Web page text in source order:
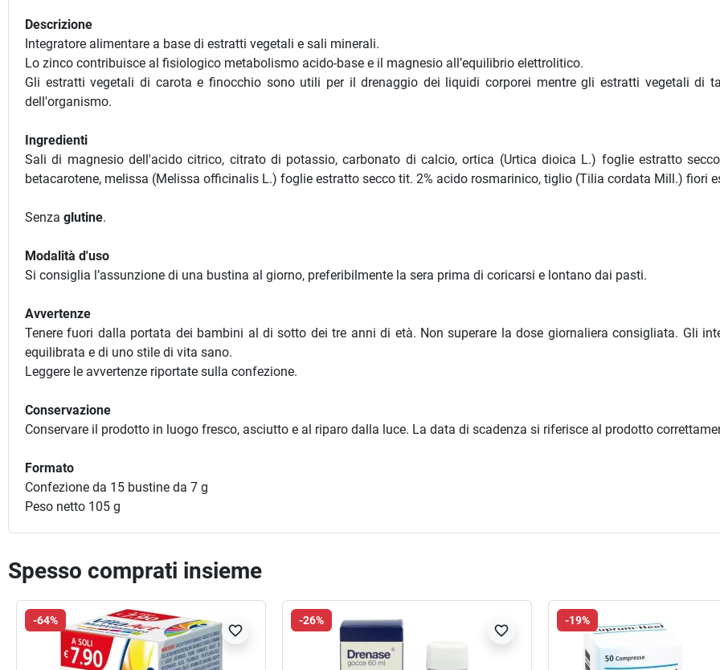
Descrizione
Integratore alimentare a base di estratti vegetali e sali minerali.
Lo zinco contribuisce al fisiologico metabolismo acido-base e il magnesio all’equilibrio elettrolitico.
Gli estratti vegetali di carota e finocchio sono utili per il drenaggio dei liquidi corporei mentre gli estratti vegetali di
dell'organismo.
Ingredienti
Sali di magnesio dell'acido citrico, citrato di potassio, carbonato di calcio, ortica (Urtica dioica L.) foglie estratto
betacarotene, melissa (Melissa officinalis L.) foglie estratto secco tit. 2% acido rosmarinico, tiglio (Tilia cordata Mill.) fiori
Senza glutine.
Modalità d'uso
Si consiglia l’assunzione di una bustina al giorno, preferibilmente la sera prima di coricarsi e lontano dai pasti.
Avvertenze
Tenere fuori dalla portata dei bambini al di sotto dei tre anni di età. Non superare la dose giornaliera consigliata. Gli
equilibrata e di uno stile di vita sano.
Leggere le avvertenze riportate sulla confezione.
Conservazione
Conservare il prodotto in luogo fresco, asciutto e al riparo dalla luce. La data di scadenza si riferisce al prodotto
Formato
Confezione da 15 bustine da 7 g
Peso netto 105 g
Spesso comprati insieme
-64%
favorite_border
-26%
favorite_border
-19%